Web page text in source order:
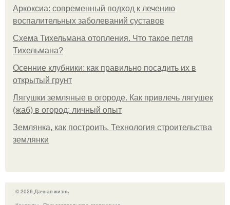
Аркоксиа: современный подход к лечению
воспалительных заболеваний суставов
Схема Тихельмана отопления. Что такое петля
Тихельмана?
Осенние клубники: как правильно посадить их в
открытый грунт
Лягушки земляные в огороде. Как привлечь лягушек
(жаб) в огород: личный опыт
Землянка, как построить. Технология строительства
землянки
© 2026 Дачная жизнь